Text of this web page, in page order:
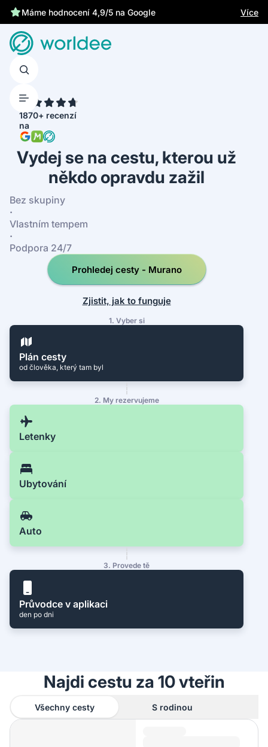
Chrání tě zákonné pojištění Více
1870+ recenzí
na
Vydej se na cestu, kterou už
někdo opravdu zažil
Bez skupiny
·
Vlastním tempem
·
Podpora 24/7
Prohledej cesty - Murano
Zjistit, jak to funguje
1. Vyber si
Plán cesty
od člověka, který tam byl
2. My rezervujeme
Letenky
Ubytování
Auto
3. Provede tě
Průvodce v aplikaci
den po dni
Najdi cestu za 10 vteřin
Všechny cesty S rodinou